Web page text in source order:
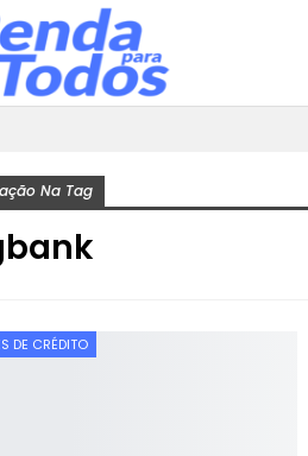
Na Tag
DE CRÉDITO